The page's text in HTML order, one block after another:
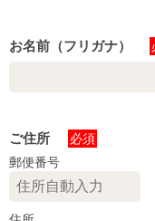
お名前（フリガナ）
ご住所
必須
郵便番号